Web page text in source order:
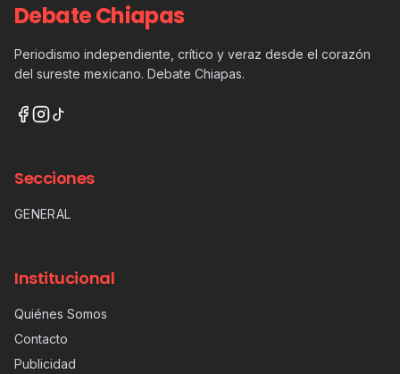
Debate Chiapas
Periodismo independiente, crítico y veraz desde el corazón
del sureste mexicano. Debate Chiapas.
Secciones
GENERAL
Institucional
Quiénes Somos
Contacto
Publicidad